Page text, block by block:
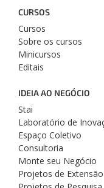
CURSOS
Cursos
Sobre os cursos
Minicursos
Editais
IDEIA AO NEGÓCIO
Stai
Laboratório de
Espaço Coletivo
Consultoria
Monte seu Negócio
Projetos de Extensão